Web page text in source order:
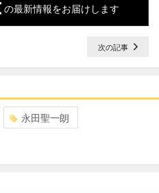
の最新情報をお届けします
次の記事
永田聖一朗